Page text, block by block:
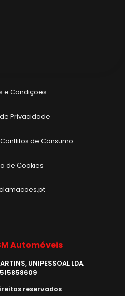
e Condições
Privacidade
de Consumo
de Cookies
Automóveis
UNIPESSOAL LDA
515858609
reservados